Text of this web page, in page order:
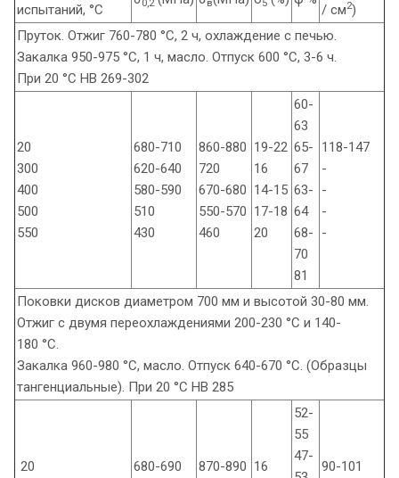
испытаний, °С 0,2 в 5 / см2)
Пруток. Отжиг 760-780 °С, 2 ч, охлаждение с печью.
Закалка 950-975 °С, 1 ч, масло. Отпуск 600 °С, 3-6 ч.
При 20 °С НВ 269-302
20
300
400
500
550
680-710
620-640
580-590
510
430
860-880
720
670-680
550-570
460
19-22
16
14-15
17-18
20
60-
63
65-
67
63-
64
68-
70
81
118-147
-
-
-
-
Поковки дисков диаметром 700 мм и высотой 30-80 мм.
Отжиг с двумя переохлаждениями 200-230 °С и 140-
180 °С.
Закалка 960-980 °С, масло. Отпуск 640-670 °С. (Образцы
тангенциальные). При 20 °С НВ 285
20
680-690
870-890 16
52-
55
47-
90-101